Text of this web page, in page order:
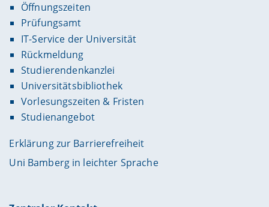
Öffnungszeiten
Prüfungsamt
IT-Service der Universität
Rückmeldung
Studierendenkanzlei
Universitätsbibliothek
Vorlesungszeiten & Fristen
Studienangebot
Erklärung zur Barrierefreiheit
Uni Bamberg in leichter Sprache